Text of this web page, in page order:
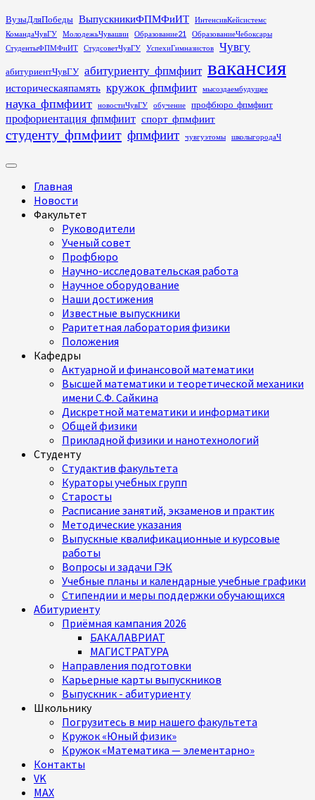
Перейти
к
содержимому
ВузыДляПобеды ВыпускникиФПМФиИТ
ИнтенсивКейсистемс
КомандаЧувГУ
МолодежьЧувашии Образование21
ОбразованиеЧебоксары
СтудентыФПМФиИТ
СтудсоветЧувГУ УспехиГимназистов Чувгу
абитуриентЧувГУ абитуриенту_фпмфиит вакансия
историческаяпамять кружок_фпмфиит мысоздаембудущее
наука_фпмфиит новостиЧувГУ обучение профбюро_фпмфиит
профориентация_фпмфиит спорт_фпмфиит
студенту_фпмфиит фпмфиит чувгуэтомы школыгородаЧ
Основное
Главная
Новости
Факультет
Руководители
Ученый совет
Профбюро
Научно-исследовательская работа
Научное оборудование
Наши достижения
Известные выпускники
Раритетная лаборатория физики
Положения
Кафедры
Актуарной и финансовой математики
Высшей математики и теоретической механики
имени С.Ф. Сайкина
Дискретной математики и информатики
Общей физики
Прикладной физики и нанотехнологий
Студенту
Студактив факультета
Кураторы учебных групп
Старосты
Расписание занятий, экзаменов и практик
Методические указания
Выпускные квалификационные и курсовые
работы
Вопросы и задачи ГЭК
Учебные планы и календарные учебные графики
Стипендии и меры поддержки обучающихся
Абитуриенту
Приёмная кампания 2026
БАКАЛАВРИАТ
МАГИСТРАТУРА
Направления подготовки
Карьерные карты выпускников
Выпускник - абитуриенту
Школьнику
Погрузитесь в мир нашего факультета
Кружок «Юный физик»
Кружок «Математика — элементарно»
Контакты
VK
MAX